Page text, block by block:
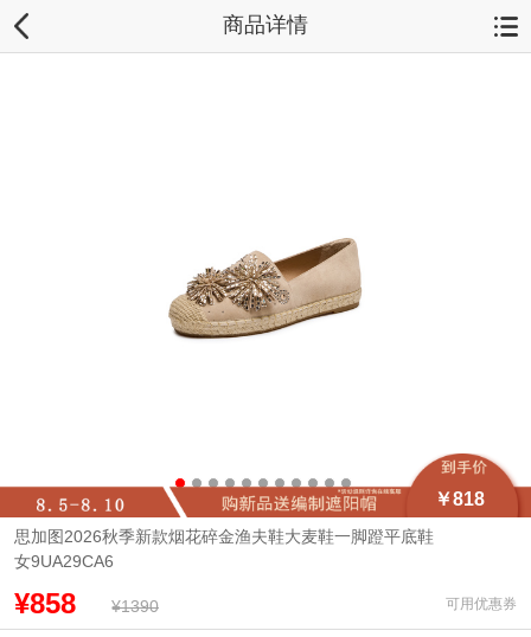
商品详情
￥818
思加图2026秋季新款烟花碎金渔夫鞋大麦鞋一脚蹬平底鞋
女9UA29CA6
¥858 ¥1390 可用优惠券